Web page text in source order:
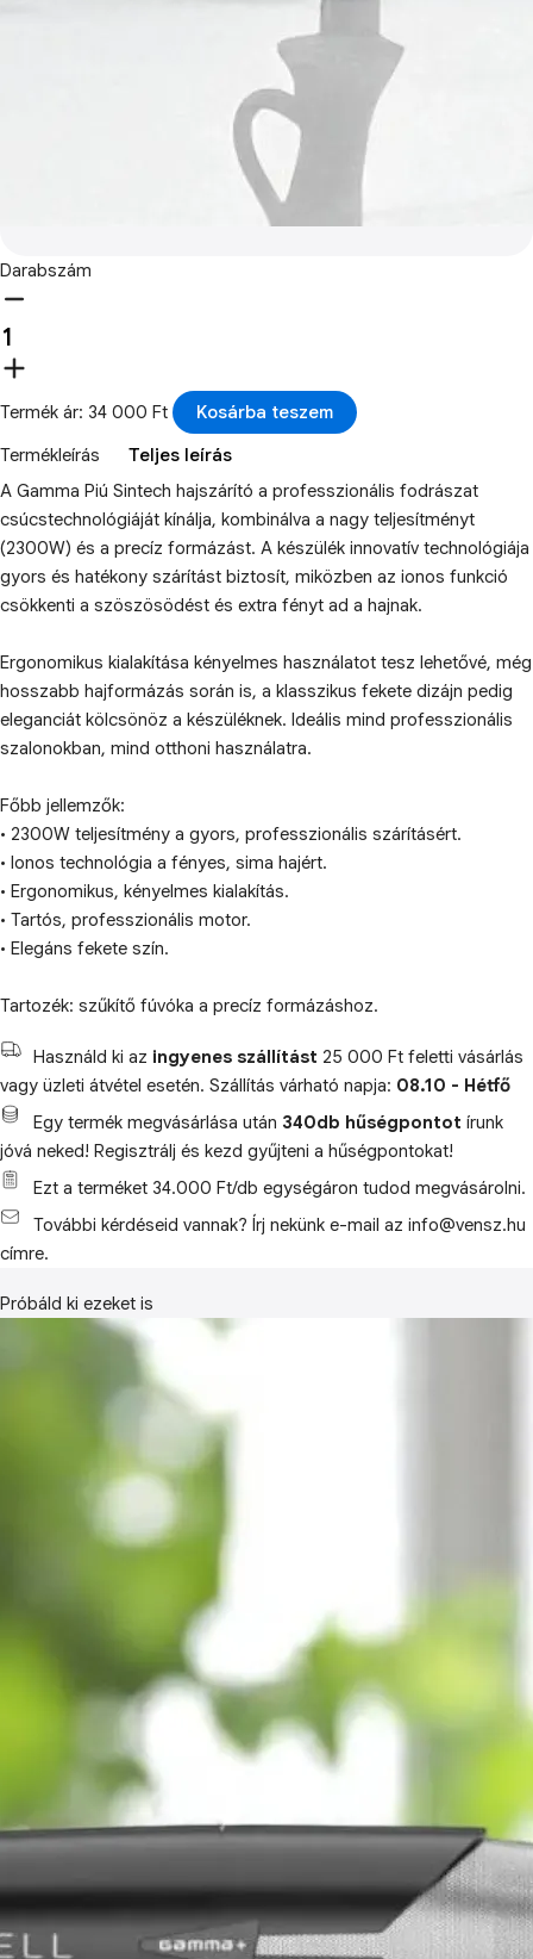
Darabszám
Termék ár: 34 000 Ft
Kosárba teszem
Termékleírás
Teljes leírás
A Gamma Piú Sintech hajszárító a professzionális fodrászat
csúcstechnológiáját kínálja, kombinálva a nagy teljesítményt
(2300W) és a precíz formázást. A készülék innovatív technológiája
gyors és hatékony szárítást biztosít, miközben az ionos funkció
csökkenti a szöszösödést és extra fényt ad a hajnak.
Ergonomikus kialakítása kényelmes használatot tesz lehetővé, még
hosszabb hajformázás során is, a klasszikus fekete dizájn pedig
eleganciát kölcsönöz a készüléknek. Ideális mind professzionális
szalonokban, mind otthoni használatra.
Főbb jellemzők:
• 2300W teljesítmény a gyors, professzionális szárításért.
• Ionos technológia a fényes, sima hajért.
• Ergonomikus, kényelmes kialakítás.
• Tartós, professzionális motor.
• Elegáns fekete szín.
Tartozék: szűkítő fúvóka a precíz formázáshoz.
Használd ki az ingyenes szállítást 25 000 Ft feletti vásárlás
vagy üzleti átvétel esetén. Szállítás várható napja: 08.10 - Hétfő
Egy termék megvásárlása után 340db hűségpontot írunk
jóvá neked! Regisztrálj és kezd gyűjteni a hűségpontokat!
Ezt a terméket 34.000 Ft/db egységáron tudod megvásárolni.
További kérdéseid vannak? Írj nekünk e-mail az info@vensz.hu
címre.
Próbáld ki ezeket is